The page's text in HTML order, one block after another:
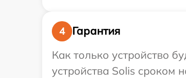
4
Гарантия
Как только устройство
устройства Solis сроком